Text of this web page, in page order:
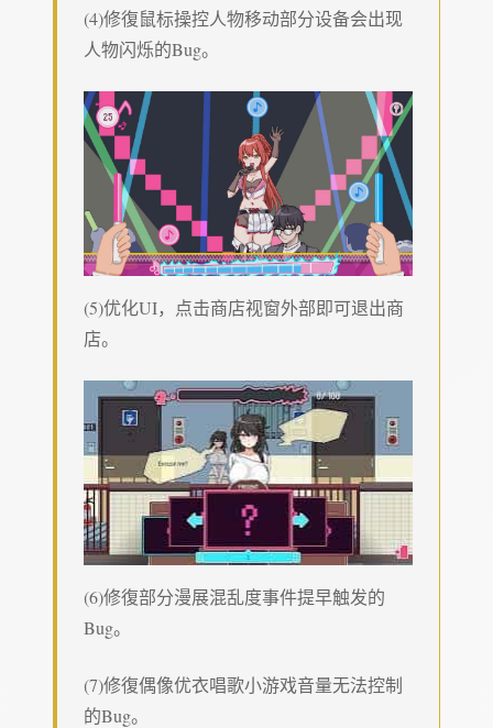
(4)修復鼠标操控人物移动部分设备会出现
人物闪烁的Bug。
(5)优化UI，点击商店视窗外部即可退出商
店。
(6)修復部分漫展混乱度事件提早触发的
Bug。
(7)修復偶像优衣唱歌小游戏音量无法控制
的Bug。